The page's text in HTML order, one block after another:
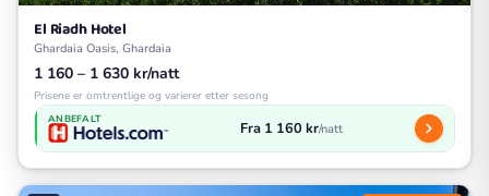
El Riadh Hotel
Ghardaia Oasis, Ghardaia
1 160 – 1 630 kr/natt
Prisene er omtrentlige og varierer etter sesong
ANBEFALT Fra 1 160 kr/natt